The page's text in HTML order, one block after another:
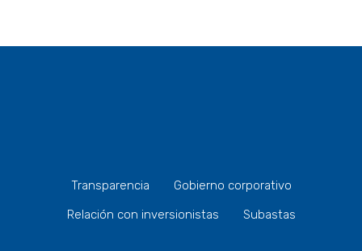
Transparencia
Gobierno corporativo
Relación con inversionistas
Subastas